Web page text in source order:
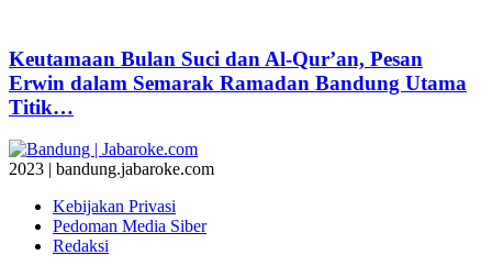
Keutamaan Bulan Suci dan Al-Qur’an, Pesan
Erwin dalam Semarak Ramadan Bandung Utama
Titik…
2023 | bandung.jabaroke.com
Kebijakan Privasi
Pedoman Media Siber
Redaksi